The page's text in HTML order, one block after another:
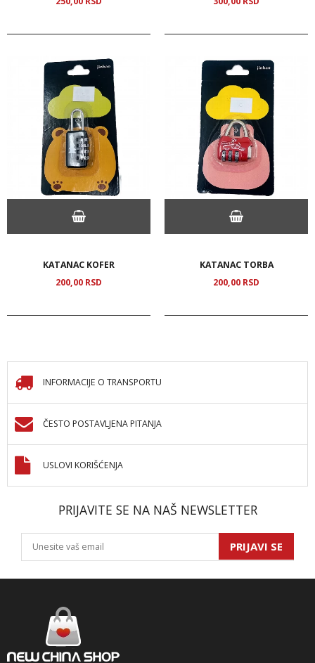
KATANAC KOFER
200,00 RSD
KATANAC TORBA
200,00 RSD
INFORMACIJE O TRANSPORTU
ČESTO POSTAVLJENA PITANJA
USLOVI KORIŠĆENJA
PRIJAVITE SE NA NAŠ NEWSLETTER
PRIJAVI SE